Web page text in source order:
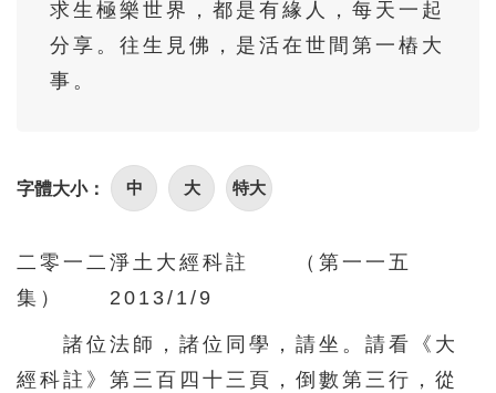
86 88 89 90
106 107 108
117 118 119
求生極樂世界，都是有緣人，每天一起
分享。往生見佛，是活在世間第一樁大
事。
字體大小： 中 大 特大
二零一二淨土大經科註 （第一一五
集） 2013/1/9
諸位法師，諸位同學，請坐。請看《大
經科註》第三百四十三頁，倒數第三行，從